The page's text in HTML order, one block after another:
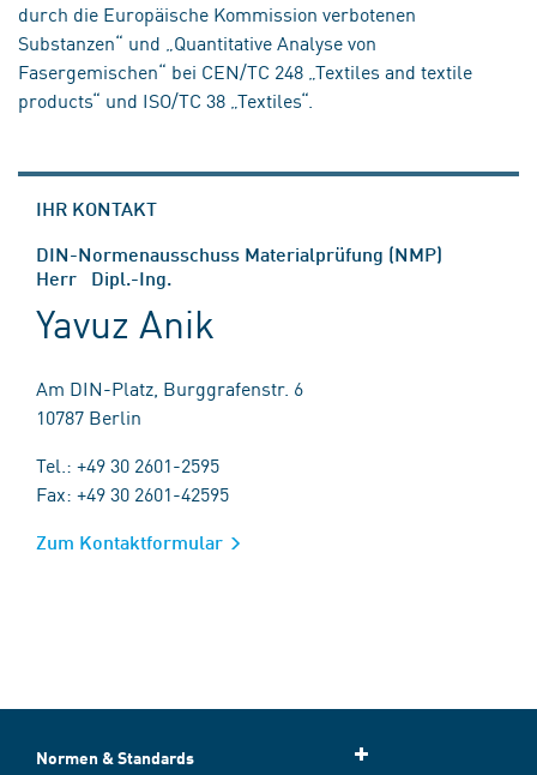
durch die Europäische Kommission verbotenen
Substanzen“ und „Quantitative Analyse von
Fasergemischen“ bei CEN/TC 248 „Textiles and textile
products“ und ISO/TC 38 „Textiles“.
IHR KONTAKT
DIN-Normenausschuss Materialprüfung (NMP)
Herr Dipl.-Ing.
Yavuz Anik
Am DIN-Platz, Burggrafenstr. 6
10787 Berlin
Tel.: +49 30 2601-2595
Fax: +49 30 2601-42595
Zum Kontaktformular
Normen & Standards